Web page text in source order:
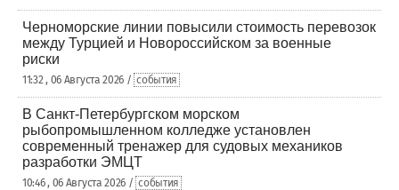
Черноморские линии повысили стоимость перевозок
между Турцией и Новороссийском за военные
риски
11:32 , 06 Августа 2026 / события
В Санкт-Петербургском морском
рыбопромышленном колледже установлен
современный тренажер для судовых механиков
разработки ЭМЦТ
10:46 , 06 Августа 2026 / события